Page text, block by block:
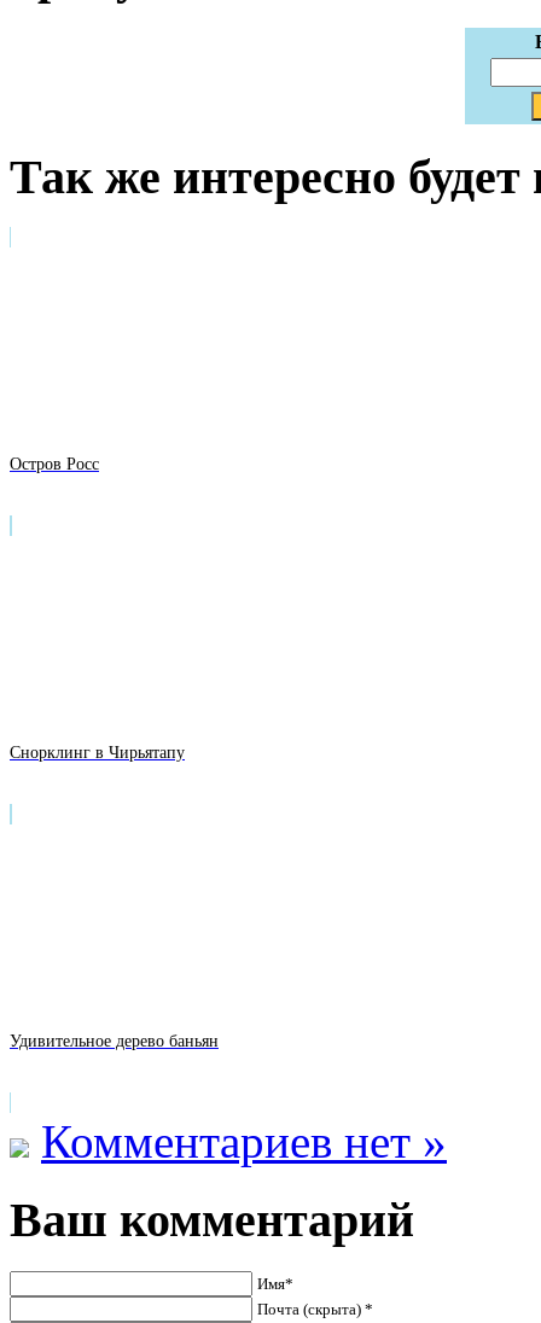
Так же интересно будет
Остров Росс
Снорклинг в Чирьятапу
Удивительное дерево баньян
Комментариев нет »
Ваш комментарий
Имя*
Почта (скрыта) *